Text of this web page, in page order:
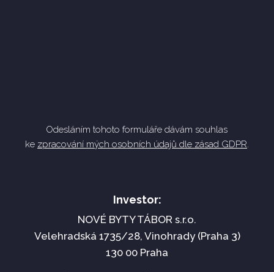
Odesláním tohoto formuláře dávám souhlas
ke zpracování mých osobních údajů dle zásad GDPR.
Investor:
NOVÉ BYTY TÁBOR s.r.o.
Velehradská 1735/28, Vinohrady (Praha 3)
130 00 Praha